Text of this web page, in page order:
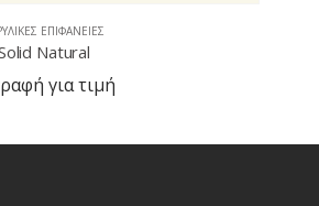
ΕΠΙΦΆΝΕΙΕΣ
Aspen Alder
για τιμή